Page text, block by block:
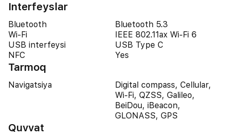
Interfeyslar
Bluetooth
Bluetooth 5.3
Wi-Fi
IEEE 802.11ax Wi-Fi 6
USB interfeysi
USB Type C
NFC
Yes
Tarmoq
Navigatsiya
Digital compass, Cellular,
Wi-Fi, QZSS, Galileo,
BeiDou, iBeacon,
GLONASS, GPS
Quvvat